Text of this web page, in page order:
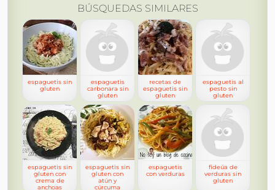
BÚSQUEDAS SIMILARES
espaguetis sin
gluten
espaguetis
carbonara sin
gluten
recetas de
espaguetis sin
gluten
espaguetis al
pesto sin
gluten
espaguetis sin
gluten con
crema de
anchoas
espaguetis sin
gluten con
atún y
cúrcuma
espaguetis
con verduras
fideúa de
verduras sin
gluten